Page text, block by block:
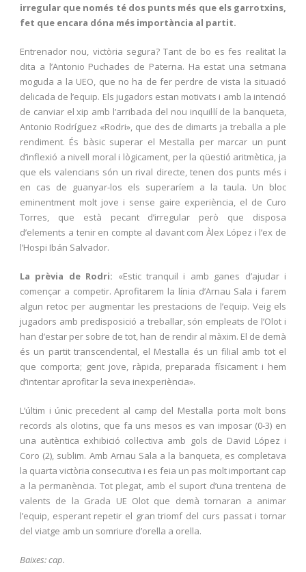
irregular que només té dos punts més que els garrotxins,
fet que encara dóna més importància al partit.
Entrenador nou, victòria segura? Tant de bo es fes realitat la
dita a l’Antonio Puchades de Paterna. Ha estat una setmana
moguda a la UEO, que no ha de fer perdre de vista la situació
delicada de l’equip. Els jugadors estan motivats i amb la intenció
de canviar el xip amb l’arribada del nou inquil·lí de la banqueta,
Antonio Rodríguez «Rodri», que des de dimarts ja treballa a ple
rendiment. És bàsic superar el Mestalla per marcar un punt
d’inflexió a nivell moral i lògicament, per la qüestió aritmètica, ja
que els valencians són un rival directe, tenen dos punts més i
en cas de guanyar-los els superaríem a la taula. Un bloc
eminentment molt jove i sense gaire experiència, el de Curo
Torres, que està pecant d’irregular però que disposa
d’elements a tenir en compte al davant com Àlex López i l’ex de
l’Hospi Ibán Salvador.
La prèvia de Rodri: «Estic tranquil i amb ganes d’ajudar i
començar a competir. Aprofitarem la línia d’Arnau Sala i farem
algun retoc per augmentar les prestacions de l’equip. Veig els
jugadors amb predisposició a treballar, són empleats de l’Olot i
han d’estar per sobre de tot, han de rendir al màxim. El de demà
és un partit transcendental, el Mestalla és un filial amb tot el
que comporta; gent jove, ràpida, preparada físicament i hem
d’intentar aprofitar la seva inexperiència».
L’últim i únic precedent al camp del Mestalla porta molt bons
records als olotins, que fa uns mesos es van imposar (0-3) en
una autèntica exhibició col·lectiva amb gols de David López i
Coro (2), sublim. Amb Arnau Sala a la banqueta, es completava
la quarta victòria consecutiva i es feia un pas molt important cap
a la permanència. Tot plegat, amb el suport d’una trentena de
valents de la Grada UE Olot que demà tornaran a animar
l’equip, esperant repetir el gran triomf del curs passat i tornar
del viatge amb un somriure d’orella a orella.
Baixes: cap.